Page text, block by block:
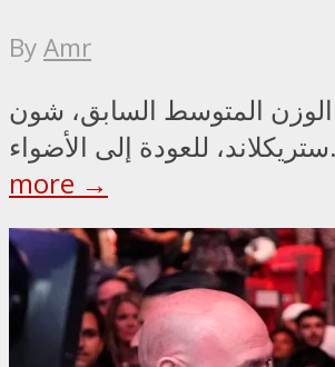
ByAmr
المتوسط السابق، شون
more →